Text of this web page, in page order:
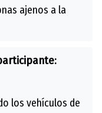
ajenos a la
los vehículos de